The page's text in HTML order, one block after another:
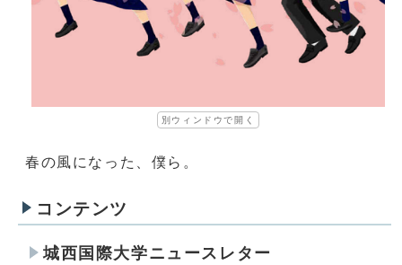
別ウィンドウで開く
春の風になった、僕ら。
コンテンツ
城西国際大学ニュースレター